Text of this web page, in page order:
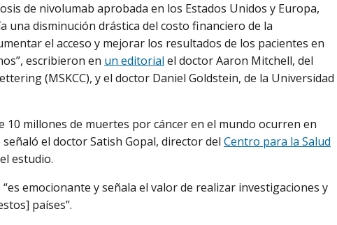
de nivolumab aprobada en los Estados Unidos y Europa,
disminución drástica del costo financiero de la
el acceso y mejorar los resultados de los pacientes en
escribieron en un editorialel doctor Aaron Mitchell, del
(MSKCC), y el doctor Daniel Goldstein, de la Universidad
10 millones de muertes por cáncer en el mundo ocurren en
el doctor Satish Gopal, director del Centro para la Salud
estudio.
emocionante y señala el valor de realizar investigaciones y
países”.